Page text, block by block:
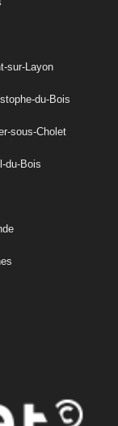
sur-Layon
du-Bois
sous-Cholet
du-Bois